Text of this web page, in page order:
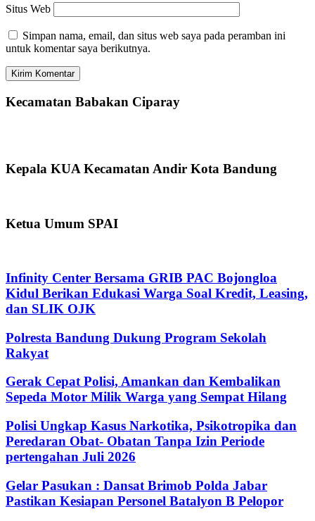
Situs Web
Simpan nama, email, dan situs web saya pada peramban ini
untuk komentar saya berikutnya.
Kecamatan Babakan Ciparay
Kepala KUA Kecamatan Andir Kota Bandung
Ketua Umum SPAI
Infinity Center Bersama GRIB PAC Bojongloa
Kidul Berikan Edukasi Warga Soal Kredit, Leasing,
dan SLIK OJK
Polresta Bandung Dukung Program Sekolah
Rakyat
Gerak Cepat Polisi, Amankan dan Kembalikan
Sepeda Motor Milik Warga yang Sempat Hilang
Polisi Ungkap Kasus Narkotika, Psikotropika dan
Peredaran Obat- Obatan Tanpa Izin Periode
pertengahan Juli 2026
Gelar Pasukan : Dansat Brimob Polda Jabar
Pastikan Kesiapan Personel Batalyon B Pelopor